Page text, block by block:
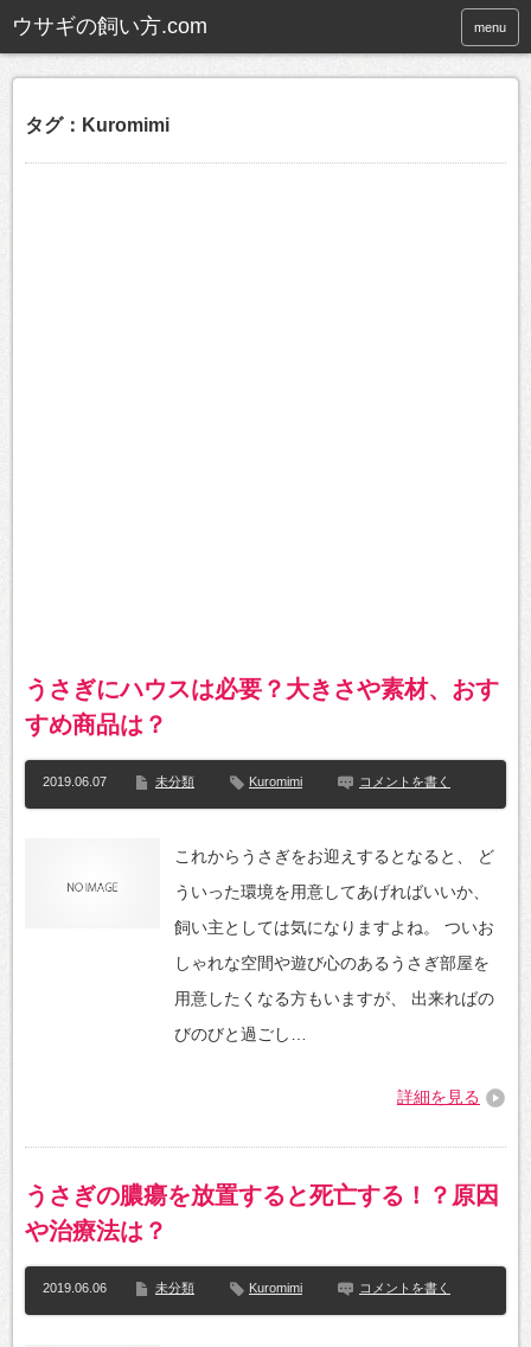
ウサギの飼い方.com menu
タグ：Kuromimi
うさぎにハウスは必要？大きさや素材、おす
すめ商品は？
2019.06.07 未分類 Kuromimi コメントを書く
これからうさぎをお迎えするとなると、 ど
ういった環境を用意してあげればいいか、
飼い主としては気になりますよね。 ついお
しゃれな空間や遊び心のあるうさぎ部屋を
用意したくなる方もいますが、 出来ればの
びのびと過ごし…
詳細を見る
うさぎの膿瘍を放置すると死亡する！？原因
や治療法は？
2019.06.06 未分類 Kuromimi コメントを書く